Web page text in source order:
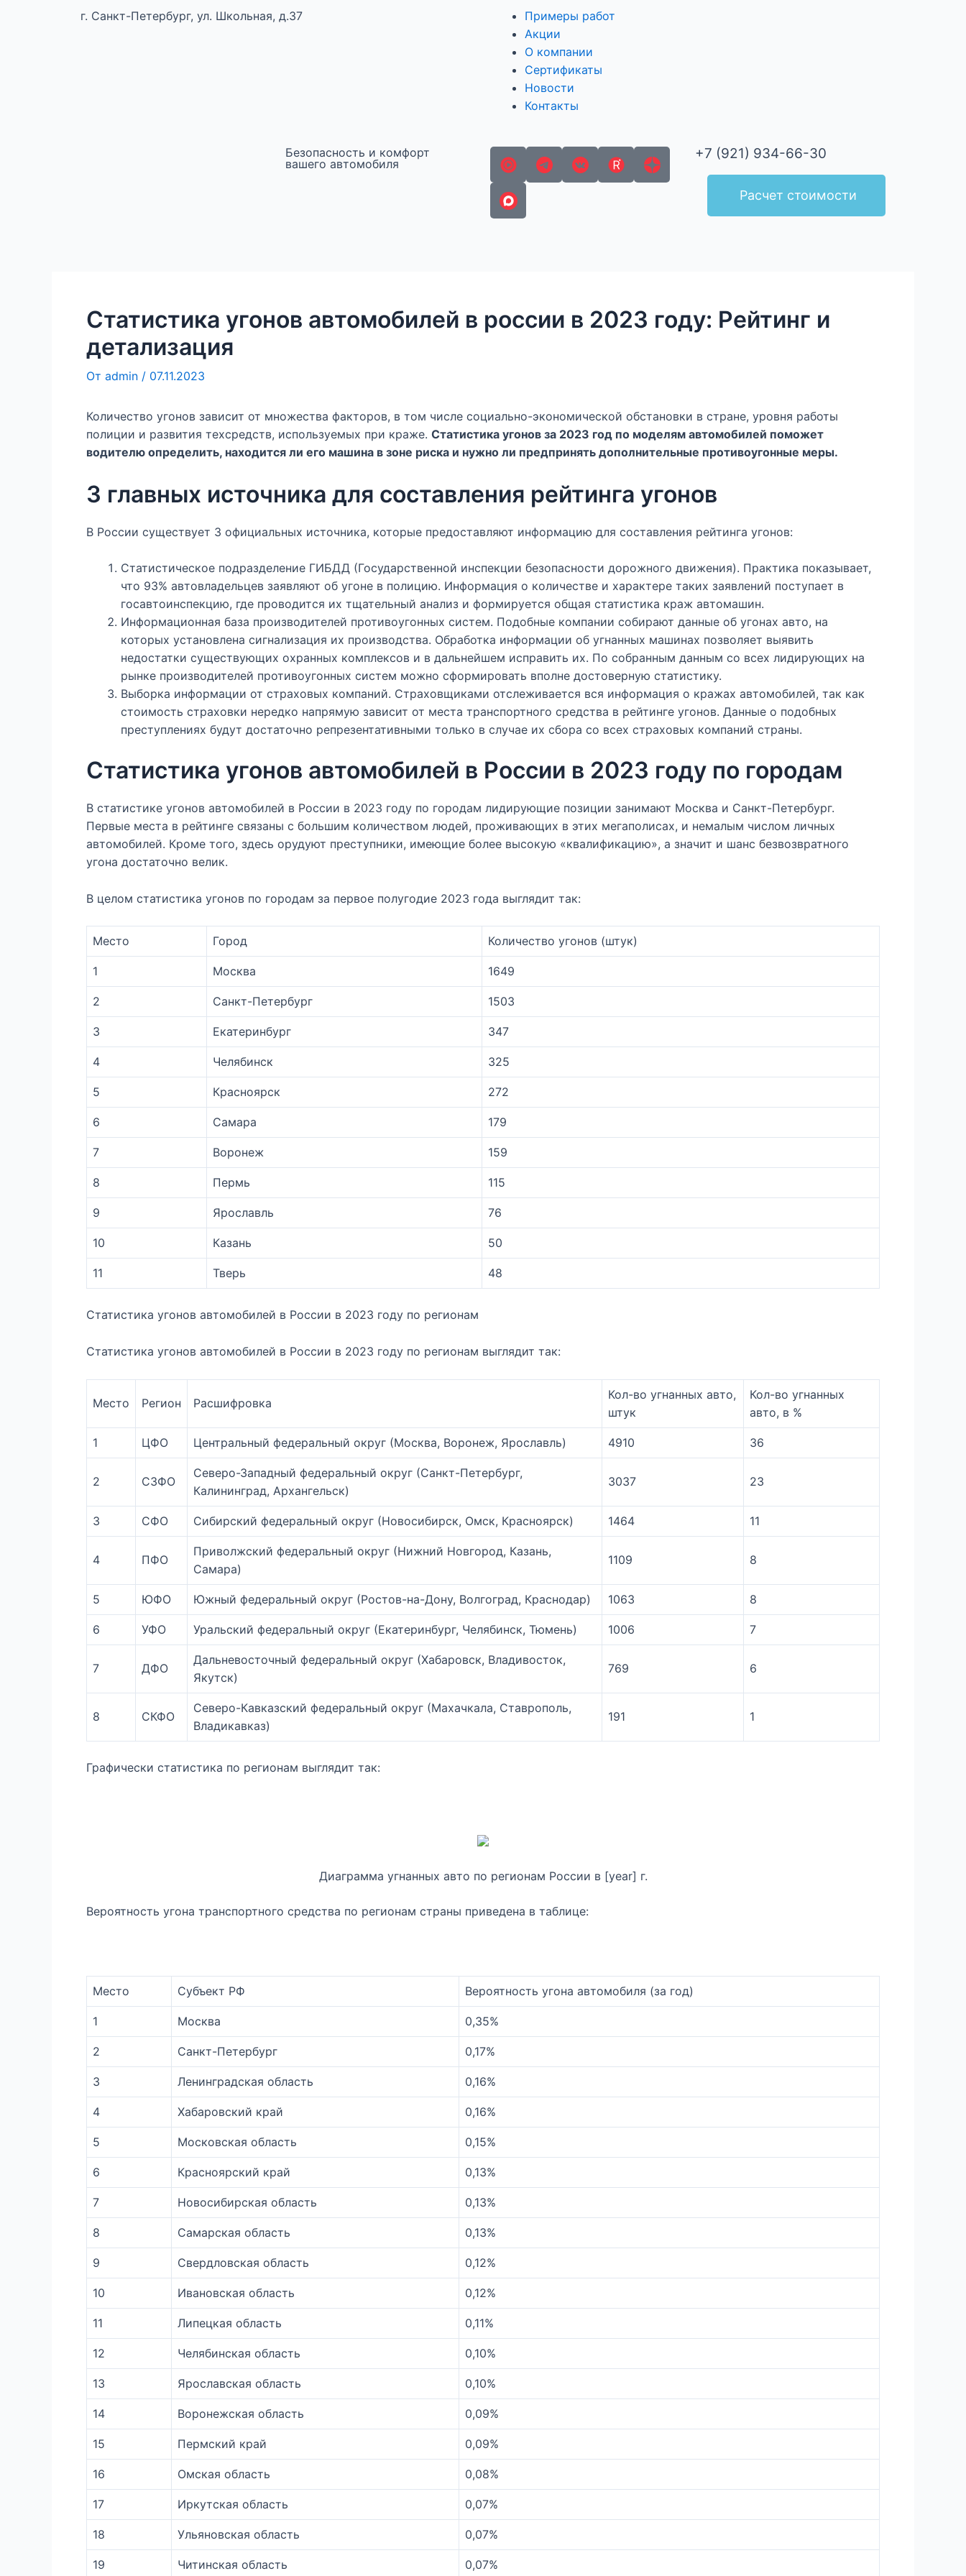
г. Санкт-Петербург, ул. Школьная, д.37
Примеры работ
Акции
О компании
Сертификаты
Новости
Контакты
Безопасность и комфорт
вашего автомобиля
+7 (921) 934-66-30
Расчет стоимости
Статистика угонов автомобилей в россии в 2023 году: Рейтинг и
детализация
От admin / 07.11.2023
Количество угонов зависит от множества факторов, в том числе социально-экономической обстановки в стране, уровня работы
полиции и развития техсредств, используемых при краже. Статистика угонов за 2023 год по моделям автомобилей поможет
водителю определить, находится ли его машина в зоне риска и нужно ли предпринять дополнительные противоугонные меры.
3 главных источника для составления рейтинга угонов
В России существует 3 официальных источника, которые предоставляют информацию для составления рейтинга угонов:
Статистическое подразделение ГИБДД (Государственной инспекции безопасности дорожного движения). Практика показывает,
что 93% автовладельцев заявляют об угоне в полицию. Информация о количестве и характере таких заявлений поступает в
госавтоинспекцию, где проводится их тщательный анализ и формируется общая статистика краж автомашин.
Информационная база производителей противоугонных систем. Подобные компании собирают данные об угонах авто, на
которых установлена сигнализация их производства. Обработка информации об угнанных машинах позволяет выявить
недостатки существующих охранных комплексов и в дальнейшем исправить их. По собранным данным со всех лидирующих на
рынке производителей противоугонных систем можно сформировать вполне достоверную статистику.
Выборка информации от страховых компаний. Страховщиками отслеживается вся информация о кражах автомобилей, так как
стоимость страховки нередко напрямую зависит от места транспортного средства в рейтинге угонов. Данные о подобных
преступлениях будут достаточно репрезентативными только в случае их сбора со всех страховых компаний страны.
Статистика угонов автомобилей в России в 2023 году по городам
В статистике угонов автомобилей в России в 2023 году по городам лидирующие позиции занимают Москва и Санкт-Петербург.
Первые места в рейтинге связаны с большим количеством людей, проживающих в этих мегаполисах, и немалым числом личных
автомобилей. Кроме того, здесь орудуют преступники, имеющие более высокую «квалификацию», а значит и шанс безвозвратного
угона достаточно велик.
В целом статистика угонов по городам за первое полугодие 2023 года выглядит так:
Место Город Количество угонов (штук)
1 Москва 1649
2 Санкт-Петербург 1503
3 Екатеринбург 347
4 Челябинск 325
5 Красноярск 272
6 Самара 179
7 Воронеж 159
8 Пермь 115
9 Ярославль 76
10 Казань 50
11 Тверь 48
Статистика угонов автомобилей в России в 2023 году по регионам
Статистика угонов автомобилей в России в 2023 году по регионам выглядит так:
Место Регион Расшифровка
Кол-во угнанных авто,
штук
Кол-во угнанных
авто, в %
1 ЦФО Центральный федеральный округ (Москва, Воронеж, Ярославль) 4910 36
2 СЗФО
Северо-Западный федеральный округ (Санкт-Петербург,
Калининград, Архангельск)
3037 23
3 СФО Сибирский федеральный округ (Новосибирск, Омск, Красноярск) 1464 11
4 ПФО
Приволжский федеральный округ (Нижний Новгород, Казань,
Самара)
1109 8
5 ЮФО Южный федеральный округ (Ростов-на-Дону, Волгоград, Краснодар) 1063 8
6 УФО Уральский федеральный округ (Екатеринбург, Челябинск, Тюмень) 1006 7
7 ДФО
Дальневосточный федеральный округ (Хабаровск, Владивосток,
Якутск)
769 6
8 СКФО
Северо-Кавказский федеральный округ (Махачкала, Ставрополь,
Владикавказ)
191 1
Графически статистика по регионам выглядит так:
Диаграмма угнанных авто по регионам России в [year] г.
Вероятность угона транспортного средства по регионам страны приведена в таблице:
Место Субъект РФ Вероятность угона автомобиля (за год)
1 Москва 0,35%
2 Санкт-Петербург 0,17%
3 Ленинградская область 0,16%
4 Хабаровский край 0,16%
5 Московская область 0,15%
6 Красноярский край 0,13%
7 Новосибирская область 0,13%
8 Самарская область 0,13%
9 Свердловская область 0,12%
10 Ивановская область 0,12%
11 Липецкая область 0,11%
12 Челябинская область 0,10%
13 Ярославская область 0,10%
14 Воронежская область 0,09%
15 Пермский край 0,09%
16 Омская область 0,08%
17 Иркутская область 0,07%
18 Ульяновская область 0,07%
19 Читинская область 0,07%